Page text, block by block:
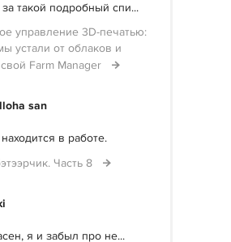
такой подробный спи...
управление 3D-печатью:
устали от облаков и
Farm Manager
san
в работе.
Часть 8
я и забыл про не...